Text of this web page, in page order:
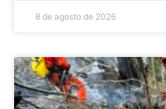
8 de agosto de 2026